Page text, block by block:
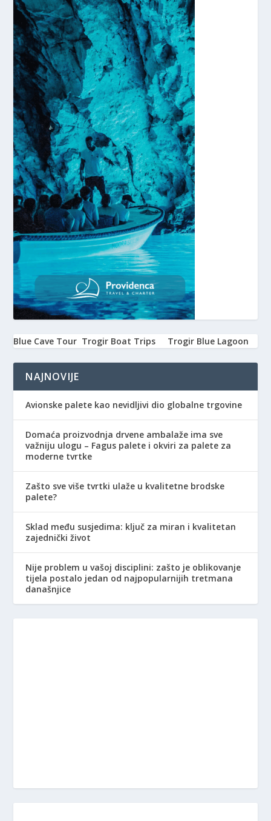
Blue Cave Tour Trogir Boat Trips Trogir Blue Lagoon
NAJNOVIJE
Avionske palete kao nevidljivi dio globalne trgovine
Domaća proizvodnja drvene ambalaže ima sve
važniju ulogu – Fagus palete i okviri za palete za
moderne tvrtke
Zašto sve više tvrtki ulaže u kvalitetne brodske
palete?
Sklad među susjedima: ključ za miran i kvalitetan
zajednički život
Nije problem u vašoj disciplini: zašto je oblikovanje
tijela postalo jedan od najpopularnijih tretmana
današnjice